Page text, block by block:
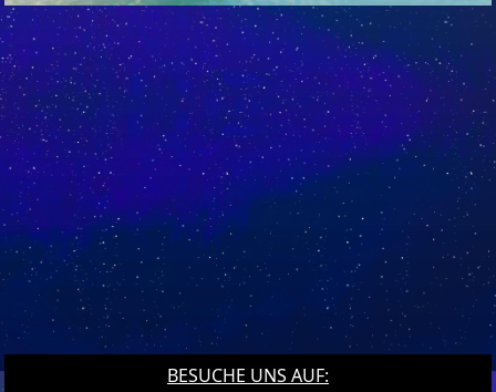
BESUCHE UNS AUF: